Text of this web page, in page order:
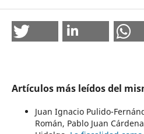
Artículos más leídos del
Juan Ignacio Pulido-
Román, Pablo Juan